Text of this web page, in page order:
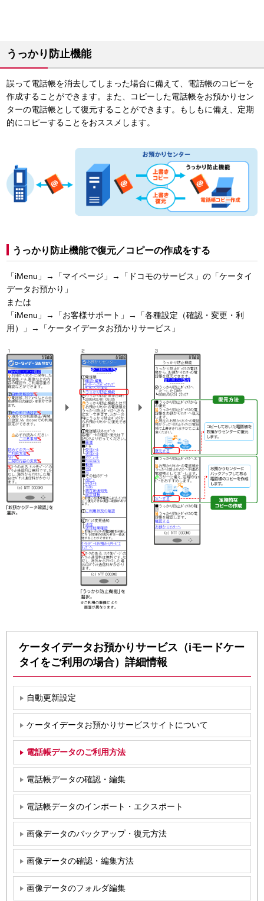
うっかり防止機能
誤って電話帳を消去してしまった場合に備えて、電話帳のコピーを
作成することができます。また、コピーした電話帳をお預かりセン
ターの電話帳として復元することができます。もしもに備え、定期
的にコピーすることをおススメします。
うっかり防止機能で復元／コピーの作成をする
「iMenu」→「マイページ」→「ドコモのサービス」の「ケータイ
データお預かり」
または
「iMenu」→「お客様サポート」→「各種設定（確認・変更・利
用）」→「ケータイデータお預かりサービス」
ケータイデータお預かりサービス（iモードケー
タイをご利用の場合）詳細情報
自動更新設定
ケータイデータお預かりサービスサイトについて
電話帳データのご利用方法
電話帳データの確認・編集
電話帳データのインポート・エクスポート
画像データのバックアップ・復元方法
画像データの確認・編集方法
画像データのフォルダ編集